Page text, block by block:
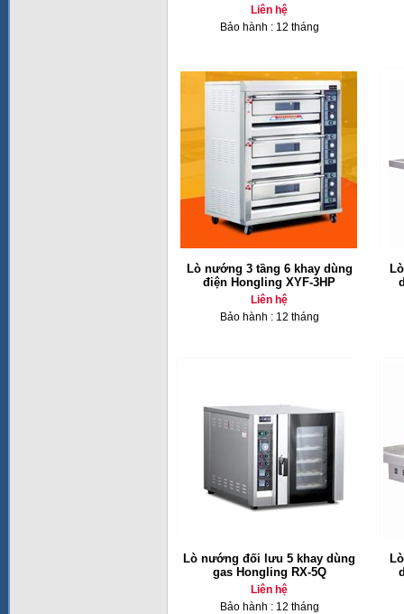
Liên hệ
Bảo hành : 12 tháng
Lò nướng 3 tầng 6 khay dùng
điện Hongling XYF-3HP
Liên hệ
Bảo hành : 12 tháng
Lò nướng đối lưu 5 khay dùng
gas Hongling RX-5Q
Liên hệ
Bảo hành : 12 tháng